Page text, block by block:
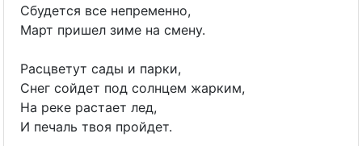
Сбудется все непременно,
Март пришел зиме на смену.
Расцветут сады и парки,
Снег сойдет под солнцем жарким,
На реке растает лед,
И печаль твоя пройдет.